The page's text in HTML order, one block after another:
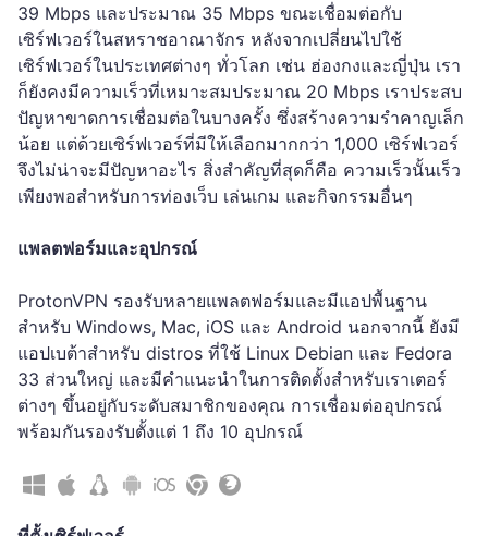
39 Mbps และประมาณ 35 Mbps ขณะเชื่อมต่อกับ
เซิร์ฟเวอร์ในสหราชอาณาจักร หลังจากเปลี่ยนไปใช้
เซิร์ฟเวอร์ในประเทศต่างๆ ทั่วโลก เช่น ฮ่องกงและญี่ปุ่น เรา
ก็ยังคงมีความเร็วที่เหมาะสมประมาณ 20 Mbps เราประสบ
ปัญหาขาดการเชื่อมต่อในบางครั้ง ซึ่งสร้างความรำคาญเล็ก
น้อย แต่ด้วยเซิร์ฟเวอร์ที่มีให้เลือกมากกว่า 1,000 เซิร์ฟเวอร์
จึงไม่น่าจะมีปัญหาอะไร สิ่งสำคัญที่สุดก็คือ ความเร็วนั้นเร็ว
เพียงพอสำหรับการท่องเว็บ เล่นเกม และกิจกรรมอื่นๆ
แพลตฟอร์มและอุปกรณ์
ProtonVPN รองรับหลายแพลตฟอร์มและมีแอปพื้นฐาน
สำหรับ Windows, Mac, iOS และ Android นอกจากนี้ ยังมี
แอปเบต้าสำหรับ distros ที่ใช้ Linux Debian และ Fedora
33 ส่วนใหญ่ และมีคำแนะนำในการติดตั้งสำหรับเราเตอร์
ต่างๆ ขึ้นอยู่กับระดับสมาชิกของคุณ การเชื่อมต่ออุปกรณ์
พร้อมกันรองรับตั้งแต่ 1 ถึง 10 อุปกรณ์